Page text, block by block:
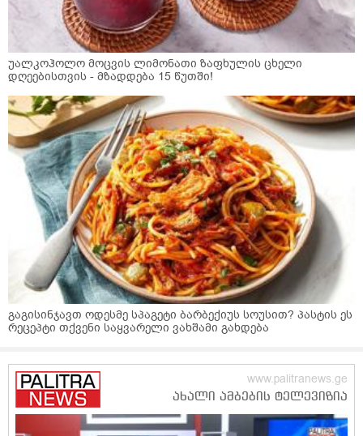
უალკოჰოლო მოცვის ლიმონათი ზაფხულის ცხელი
დღეებისთვის - მზადდება 15 წუთში!
გაგისინჯავთ ოდესმე სპაგეტი ბარბექიუს სოუსით? პასტის ეს
რეცეპტი თქვენი საყვარელი ვახშამი გახდება